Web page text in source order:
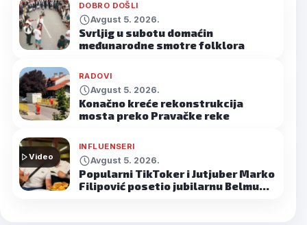
DOBRO DOŠLI
Avgust 5. 2026.
Svrljig u subotu domaćin
međunarodne smotre folklora
RADOVI
Avgust 5. 2026.
Konačno kreće rekonstrukcija
mosta preko Pravačke reke
Video
INFLUENSERI
Avgust 5. 2026.
Popularni TikToker i Jutjuber Marko
Filipović posetio jubilarnu Belmu…